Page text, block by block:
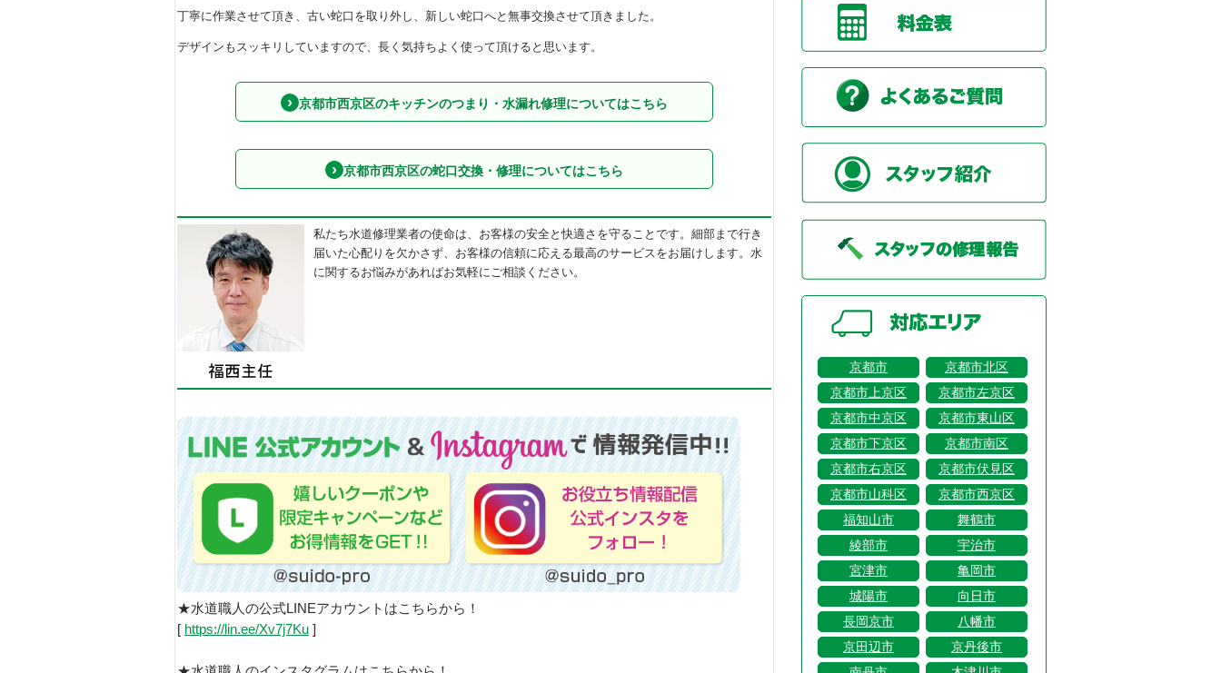
丁寧に作業させて頂き、古い蛇口を取り外し、新しい蛇口へと無事交換させて頂きました。
デザインもスッキリしていますので、長く気持ちよく使って頂けると思います。
京都市西京区のキッチンのつまり・水漏れ修理についてはこちら
京都市西京区の蛇口交換・修理についてはこちら
私たち水道修理業者の使命は、お客様の安全と快適さを守ることです。細部まで行き
届いた心配りを欠かさず、お客様の信頼に応える最高のサービスをお届けします。水
に関するお悩みがあればお気軽にご相談ください。
★水道職人の公式LINEアカウントはこちらから！
[ https://lin.ee/Xv7j7Ku ]
京都市
京都市北区
京都市上京区
京都市左京区
京都市中京区
京都市東山区
京都市下京区
京都市南区
京都市右京区
京都市伏見区
京都市山科区
京都市西京区
福知山市
舞鶴市
綾部市
宇治市
宮津市
亀岡市
城陽市
向日市
長岡京市
八幡市
京田辺市
京丹後市